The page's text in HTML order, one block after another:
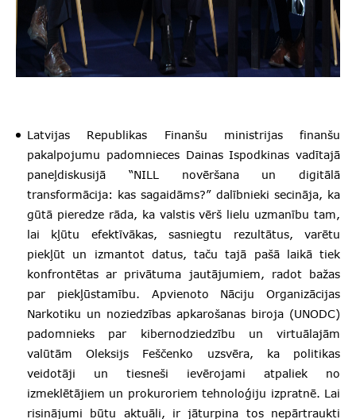
Latvijas Republikas Finanšu ministrijas finanšu
pakalpojumu padomnieces Dainas Ispodkinas vadītajā
paneļdiskusijā “NILL novēršana un digitālā
transformācija: kas sagaidāms?” dalībnieki secināja, ka
gūtā pieredze rāda, ka valstis vērš lielu uzmanību tam,
lai kļūtu efektīvākas, sasniegtu rezultātus, varētu
piekļūt un izmantot datus, taču tajā pašā laikā tiek
konfrontētas ar privātuma jautājumiem, radot bažas
par piekļūstamību. Apvienoto Nāciju Organizācijas
Narkotiku un noziedzības apkarošanas biroja (UNODC)
padomnieks par kibernodziedzību un virtuālajām
valūtām Oleksijs Feščenko uzsvēra, ka politikas
veidotāji un tiesneši ievērojami atpaliek no
izmeklētājiem un prokuroriem tehnoloģiju izpratnē. Lai
risinājumi būtu aktuāli, ir jāturpina tos nepārtraukti